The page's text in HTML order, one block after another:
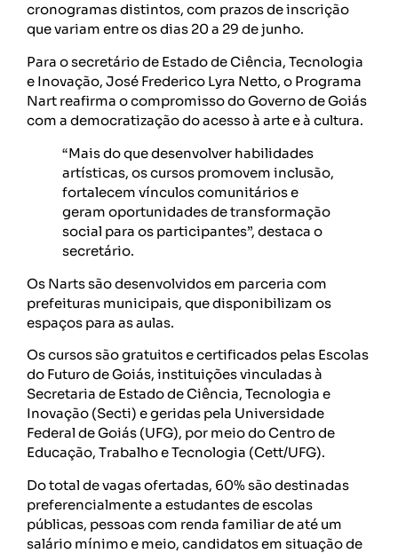
cronogramas distintos, com prazos de inscrição
que variam entre os dias 20 a 29 de junho.
Para o secretário de Estado de Ciência, Tecnologia
e Inovação, José Frederico Lyra Netto, o Programa
Nart reafirma o compromisso do Governo de Goiás
com a democratização do acesso à arte e à cultura.
“Mais do que desenvolver habilidades
artísticas, os cursos promovem inclusão,
fortalecem vínculos comunitários e
geram oportunidades de transformação
social para os participantes”, destaca o
secretário.
Os Narts são desenvolvidos em parceria com
prefeituras municipais, que disponibilizam os
espaços para as aulas.
Os cursos são gratuitos e certificados pelas Escolas
do Futuro de Goiás, instituições vinculadas à
Secretaria de Estado de Ciência, Tecnologia e
Inovação (Secti) e geridas pela Universidade
Federal de Goiás (UFG), por meio do Centro de
Educação, Trabalho e Tecnologia (Cett/UFG).
Do total de vagas ofertadas, 60% são destinadas
preferencialmente a estudantes de escolas
públicas, pessoas com renda familiar de até um
salário mínimo e meio, candidatos em situação de